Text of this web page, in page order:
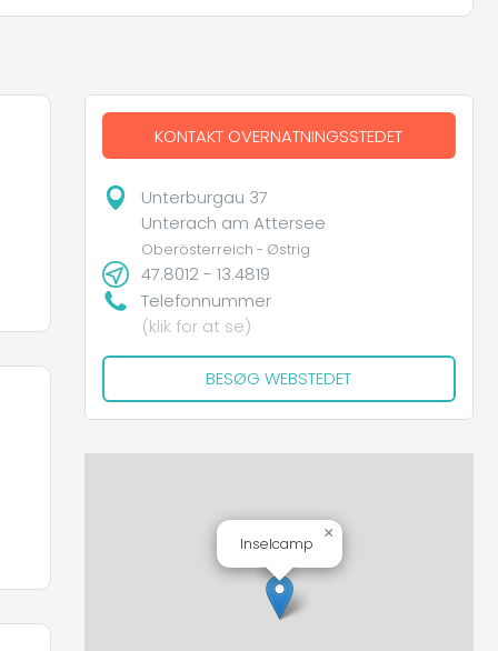
KONTAKT OVERNATNINGSSTEDET
Unterburgau 37
Unterach am Attersee
Oberösterreich - Østrig
47.8012 - 13.4819
Telefonnummer
(klik for at se)
BESØG WEBSTEDET
Inselcamp
×